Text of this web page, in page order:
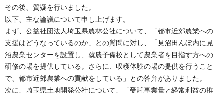
その後、質疑を行いました。
以下、主な論議について申し上げます。
まず、公益社団法人埼玉県農林公社について、「都市近郊農業への
支援はどうなっているのか」との質問に対し、「見沼田んぼ内に見
沼農業センターを設置し、就農予備校として農業者を目指す方への
研修の場を提供している。さらに、収穫体験の場の提供を行うこと
で、都市近郊農業への貢献をしている」との答弁がありました。
次に、埼玉県土地開発公社について、「受託事業量と経常利益の推